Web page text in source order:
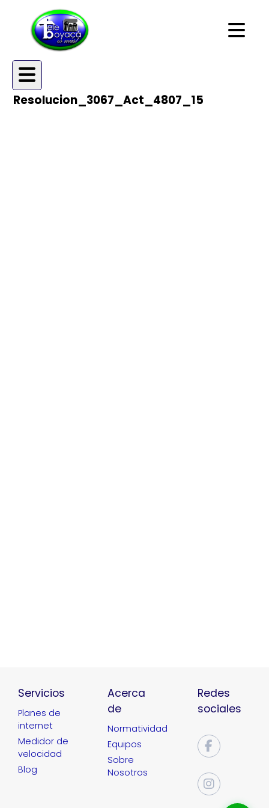
Resolucion_3067_Act_4807_15
Servicios
Planes de
internet
Medidor de
velocidad
Blog
Acerca
de
Normatividad
Equipos
Sobre
Nosotros
Redes
sociales